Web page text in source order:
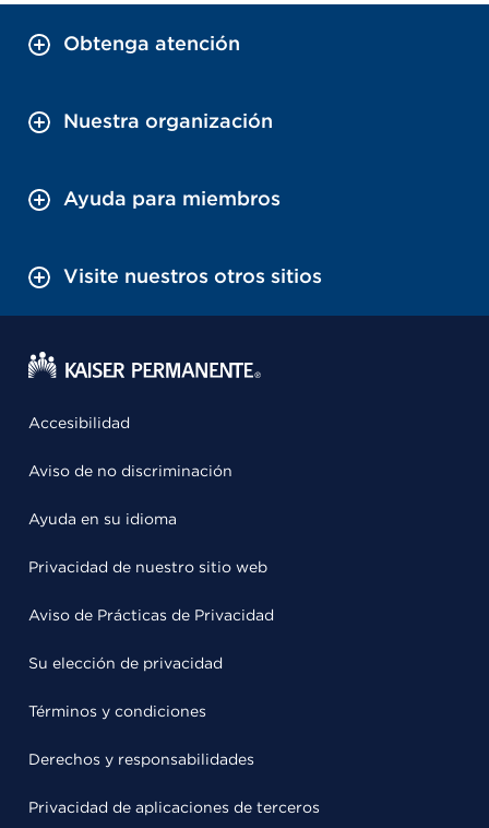
Obtenga atención
Nuestra organización
Ayuda para miembros
Visite nuestros otros sitios
Accesibilidad
Aviso de no discriminación
Ayuda en su idioma
Privacidad de nuestro sitio web
Aviso de Prácticas de Privacidad
Su elección de privacidad
Términos y condiciones
Derechos y responsabilidades
Privacidad de aplicaciones de terceros